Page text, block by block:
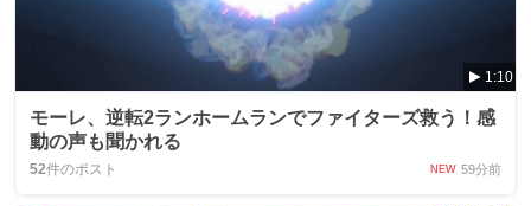
1:10
モーレ、逆転2ランホームランでファイターズ救う！感
動の声も聞かれる
52件のポスト NEW 59分前